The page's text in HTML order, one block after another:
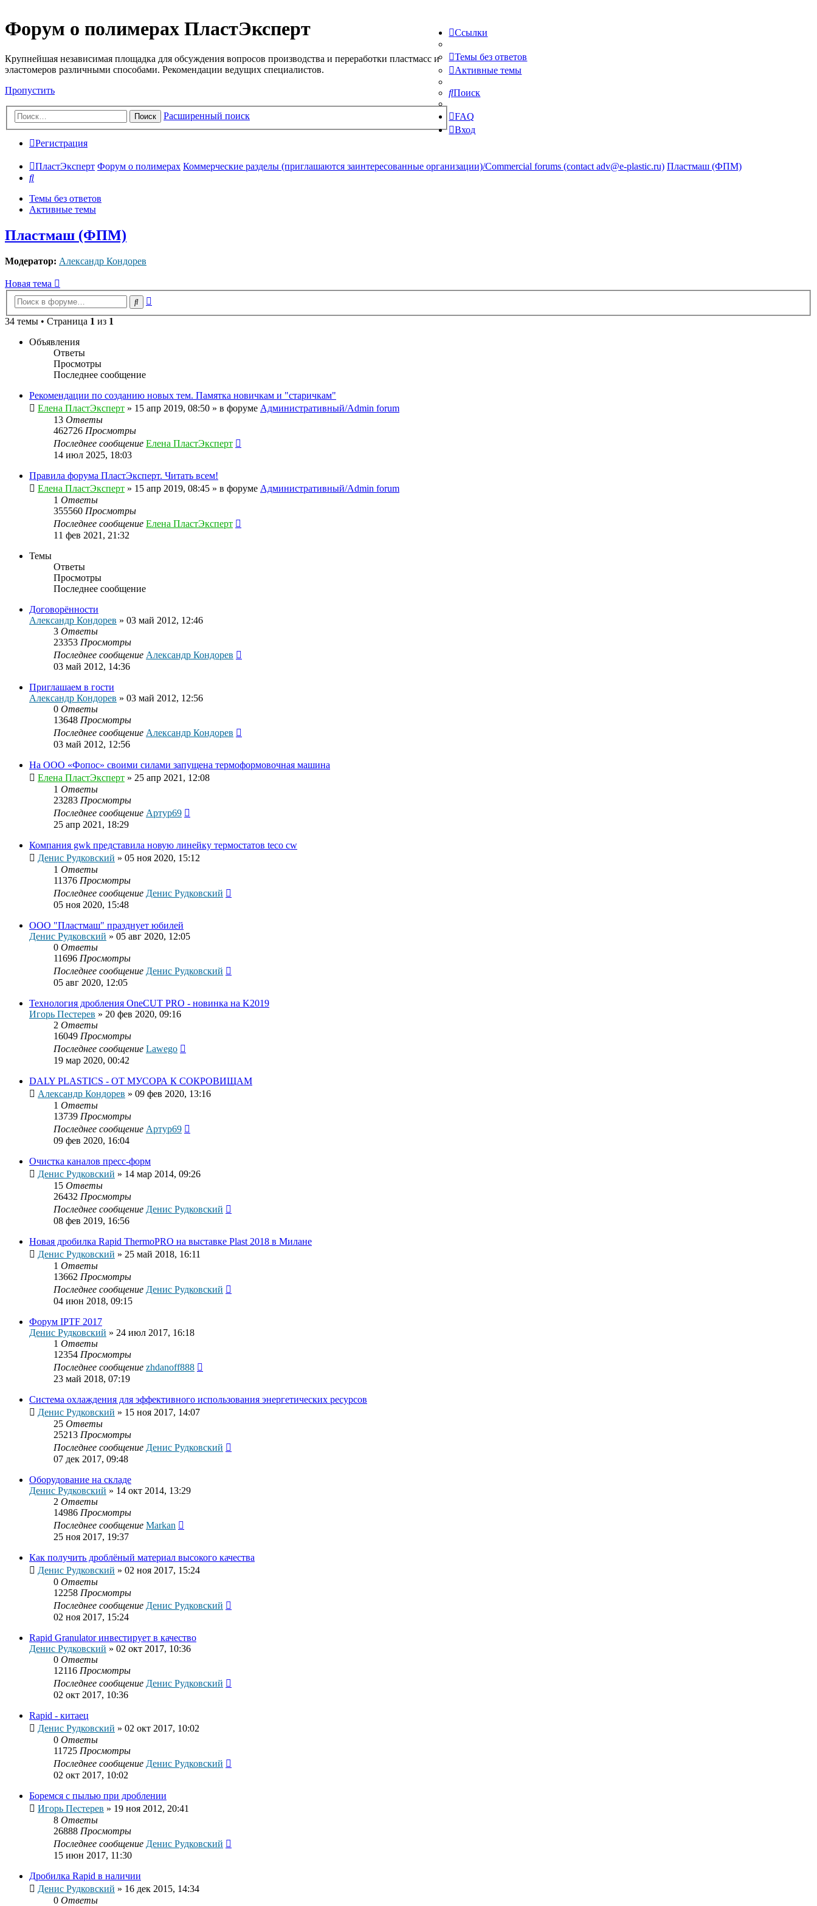
Форум о полимерах ПластЭксперт
Крупнейшая независимая площадка для обсуждения вопросов производства и переработки пластмасс и
эластомеров различными способами. Рекомендации ведущих специалистов.
Пропустить
Поиск Расширенный поиск
Ссылки
Темы без ответов
Активные темы
Поиск
FAQ
Вход
Регистрация
ПластЭксперт Форум о полимерах Коммерческие разделы (приглашаются заинтересованные организации)/Commercial forums (contact adv@e-plastic.ru) Пластмаш (ФПМ)
Поиск
Темы без ответов
Активные темы
Пластмаш (ФПМ)
Модератор: Александр Кондорев
Новая тема
Поиск
34 темы • Страница 1 из 1
Объявления
Ответы
Просмотры
Последнее сообщение
Рекомендации по созданию новых тем. Памятка новичкам и "старичкам"
Елена ПластЭксперт » 15 апр 2019, 08:50 » в форуме Административный/Admin forum
13 Ответы
462726 Просмотры
Последнее сообщение Елена ПластЭксперт
14 июл 2025, 18:03
Правила форума ПластЭксперт. Читать всем!
Елена ПластЭксперт » 15 апр 2019, 08:45 » в форуме Административный/Admin forum
1 Ответы
355560 Просмотры
Последнее сообщение Елена ПластЭксперт
11 фев 2021, 21:32
Темы
Ответы
Просмотры
Последнее сообщение
Договорённости
Александр Кондорев » 03 май 2012, 12:46
3 Ответы
23353 Просмотры
Последнее сообщение Александр Кондорев
03 май 2012, 14:36
Приглашаем в гости
Александр Кондорев » 03 май 2012, 12:56
0 Ответы
13648 Просмотры
Последнее сообщение Александр Кондорев
03 май 2012, 12:56
На ООО «Фопос» своими силами запущена термоформовочная машина
Елена ПластЭксперт » 25 апр 2021, 12:08
1 Ответы
23283 Просмотры
Последнее сообщение Артур69
25 апр 2021, 18:29
Компания gwk представила новую линейку термостатов teco cw
Денис Рудковский » 05 ноя 2020, 15:12
1 Ответы
11376 Просмотры
Последнее сообщение Денис Рудковский
05 ноя 2020, 15:48
ООО "Пластмаш" празднует юбилей
Денис Рудковский » 05 авг 2020, 12:05
0 Ответы
11696 Просмотры
Последнее сообщение Денис Рудковский
05 авг 2020, 12:05
Технология дробления OneCUT PRO - новинка на K2019
Игорь Пестерев » 20 фев 2020, 09:16
2 Ответы
16049 Просмотры
Последнее сообщение Lawego
19 мар 2020, 00:42
DALY PLASTICS - ОТ МУСОРА К СОКРОВИЩАМ
Александр Кондорев » 09 фев 2020, 13:16
1 Ответы
13739 Просмотры
Последнее сообщение Артур69
09 фев 2020, 16:04
Очистка каналов пресс-форм
Денис Рудковский » 14 мар 2014, 09:26
15 Ответы
26432 Просмотры
Последнее сообщение Денис Рудковский
08 фев 2019, 16:56
Новая дробилка Rapid ThermoPRO на выставке Plast 2018 в Милане
Денис Рудковский » 25 май 2018, 16:11
1 Ответы
13662 Просмотры
Последнее сообщение Денис Рудковский
04 июн 2018, 09:15
Форум IPTF 2017
Денис Рудковский » 24 июл 2017, 16:18
1 Ответы
12354 Просмотры
Последнее сообщение zhdanoff888
23 май 2018, 07:19
Система охлаждения для эффективного использования энергетических ресурсов
Денис Рудковский » 15 ноя 2017, 14:07
25 Ответы
25213 Просмотры
Последнее сообщение Денис Рудковский
07 дек 2017, 09:48
Оборудование на складе
Денис Рудковский » 14 окт 2014, 13:29
2 Ответы
14986 Просмотры
Последнее сообщение Markan
25 ноя 2017, 19:37
Как получить дроблёный материал высокого качества
Денис Рудковский » 02 ноя 2017, 15:24
0 Ответы
12258 Просмотры
Последнее сообщение Денис Рудковский
02 ноя 2017, 15:24
Rapid Granulator инвестирует в качество
Денис Рудковский » 02 окт 2017, 10:36
0 Ответы
12116 Просмотры
Последнее сообщение Денис Рудковский
02 окт 2017, 10:36
Rapid - китаец
Денис Рудковский » 02 окт 2017, 10:02
0 Ответы
11725 Просмотры
Последнее сообщение Денис Рудковский
02 окт 2017, 10:02
Боремся с пылью при дроблении
Игорь Пестерев » 19 ноя 2012, 20:41
8 Ответы
26888 Просмотры
Последнее сообщение Денис Рудковский
15 июн 2017, 11:30
Дробилка Rapid в наличии
Денис Рудковский » 16 дек 2015, 14:34
0 Ответы